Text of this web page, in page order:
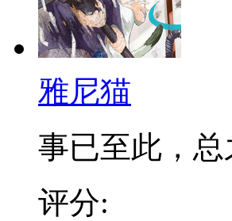
雅尼猫
事已至此，
评分: